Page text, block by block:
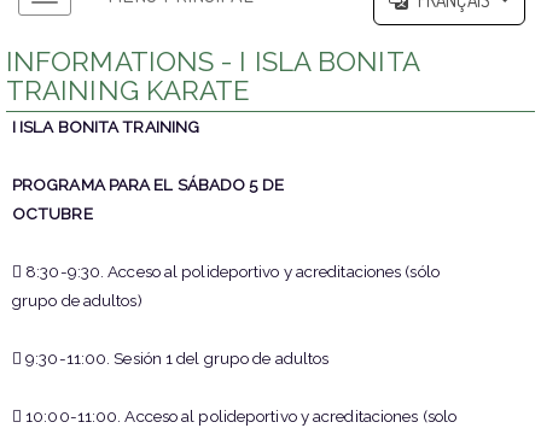
INFORMATIONS - I ISLA BONITA
TRAINING KARATE
I ISLA BONITA TRAINING
PROGRAMA PARA EL SÁBADO 5 DE
OCTUBRE
 8:30-9:30. Acceso al polideportivo y acreditaciones (sólo
grupo de adultos)
 9:30-11:00. Sesión 1 del grupo de adultos
 10:00-11:00. Acceso al polideportivo y acreditaciones (solo